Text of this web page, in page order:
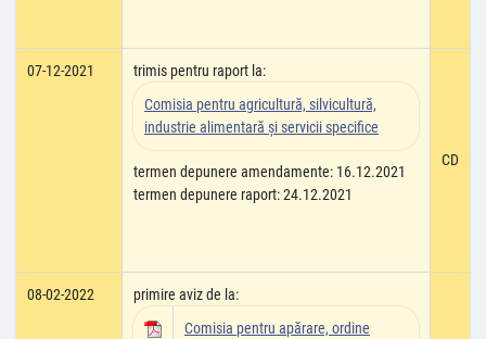
07-12-2021
trimis pentru raport la:
Comisia pentru agricultură, silvicultură,
industrie alimentară şi servicii specifice
termen depunere amendamente: 16.12.2021
termen depunere raport: 24.12.2021
CD
08-02-2022
primire aviz de la:
Comisia pentru apărare, ordine